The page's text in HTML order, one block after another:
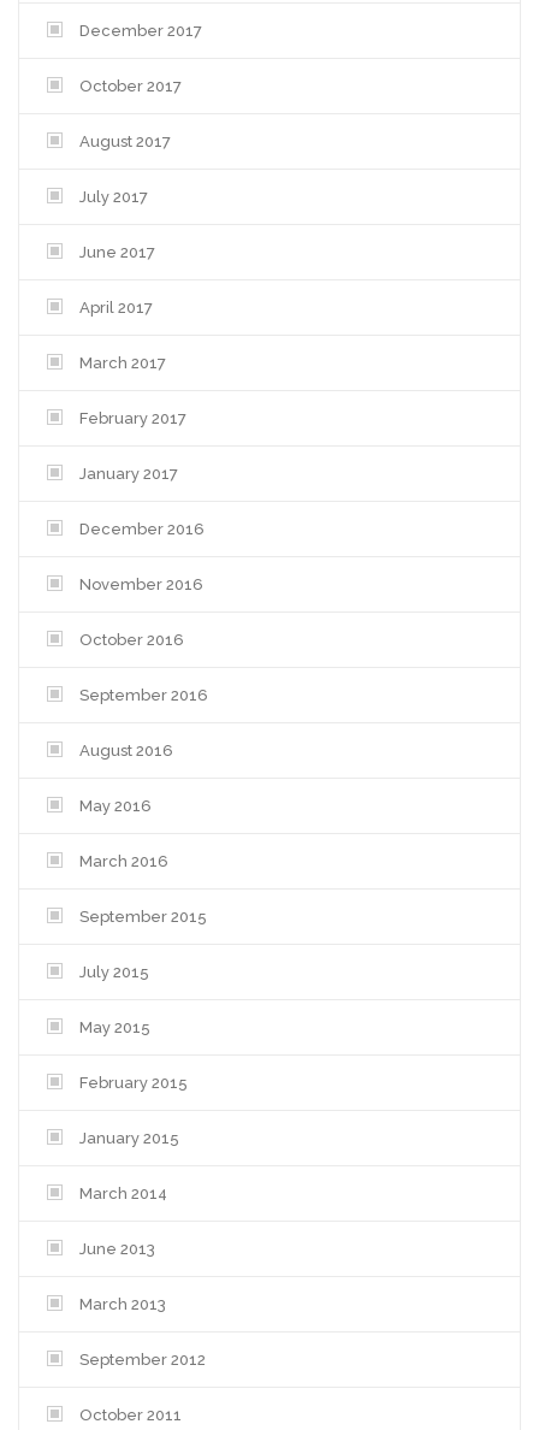
December 2017
October 2017
August 2017
July 2017
June 2017
April 2017
March 2017
February 2017
January 2017
December 2016
November 2016
October 2016
September 2016
August 2016
May 2016
March 2016
September 2015
July 2015
May 2015
February 2015
January 2015
March 2014
June 2013
March 2013
September 2012
October 2011